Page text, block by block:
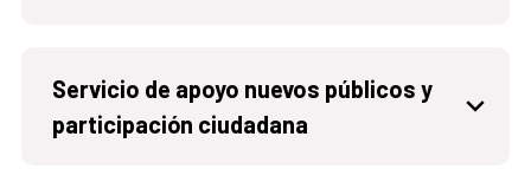
Servicio de apoyo nuevos públicos y
participación ciudadana